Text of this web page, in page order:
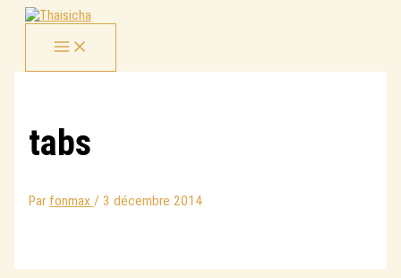
Aller
tabs
Par fonmax / 3 décembre 2014